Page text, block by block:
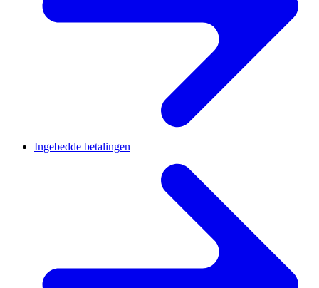
Ingebedde betalingen